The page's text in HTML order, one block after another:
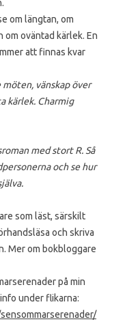
om längtan, om
om oväntad kärlek. En
att finnas kvar
vänskap över
kärlek. Charmig
med stort R. Så
och se hur
som läst, särskilt
och skriva
Mer om bokbloggare
på min
under flikarna: